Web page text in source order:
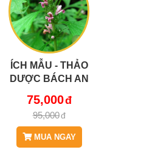
ÍCH MẪU - THẢO
DƯỢC BÁCH AN
75,000
95,000
MUA NGAY